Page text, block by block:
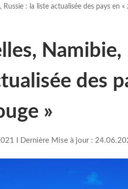
Russie : la liste actualisée des pays en «
Namibie,
des
»
I Dernière Mise à jour :